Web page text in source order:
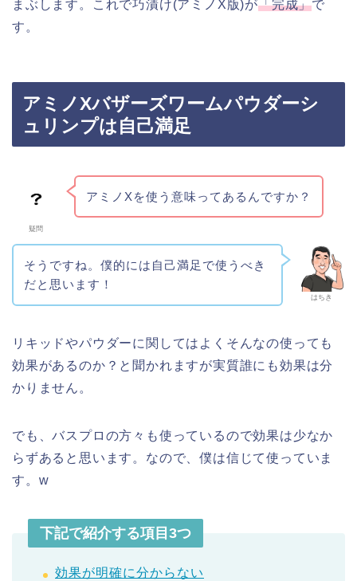
まぶします。これで巧漬け(アミノX版)が「完成」で
す。
アミノXバザーズワームパウダーシ
ュリンプは自己満足
疑問
アミノXを使う意味ってあるんですか？
はちき
そうですね。僕的には自己満足で使うべき
だと思います！
リキッドやパウダーに関してはよくそんなの使っても
効果があるのか？と聞かれますが実質誰にも効果は分
かりません。
でも、バスプロの方々も使っているので効果は少なか
らずあると思います。なので、僕は信じて使っていま
す。w
下記で紹介する項目3つ
効果が明確に分からない